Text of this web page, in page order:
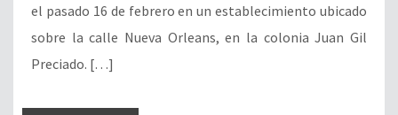
el pasado 16 de febrero en un establecimiento ubicado
sobre la calle Nueva Orleans, en la colonia Juan Gil
Preciado. […]